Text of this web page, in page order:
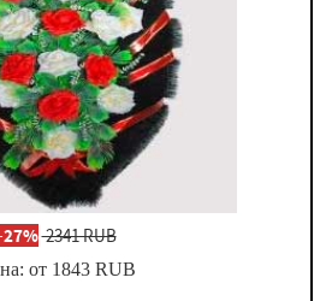
27%2341 RUB
от 1843 RUB